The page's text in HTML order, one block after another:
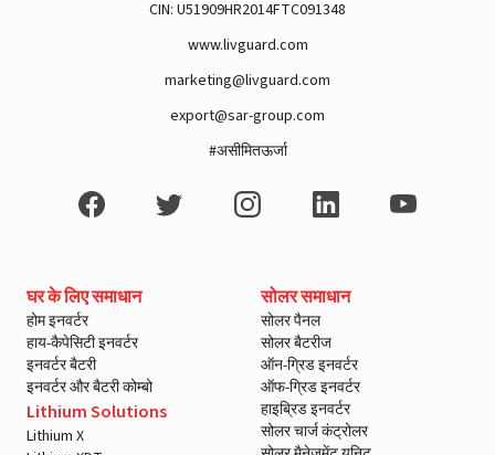
CIN: U51909HR2014FTC091348
www.livguard.com
marketing@livguard.com
export@sar-group.com
#असीमितऊर्जा
घर के लिए समाधान
होम इनवर्टर
हाय-कैपेसिटी इनवर्टर
इनवर्टर बैटरी
इनवर्टर और बैटरी कोम्बो
Lithium Solutions
Lithium X
सोलर समाधान
सोलर पैनल
सोलर बैटरीज
ऑन-ग्रिड इनवर्टर
ऑफ-ग्रिड इनवर्टर
हाइब्रिड इनवर्टर
सोलर चार्ज कंट्रोलर